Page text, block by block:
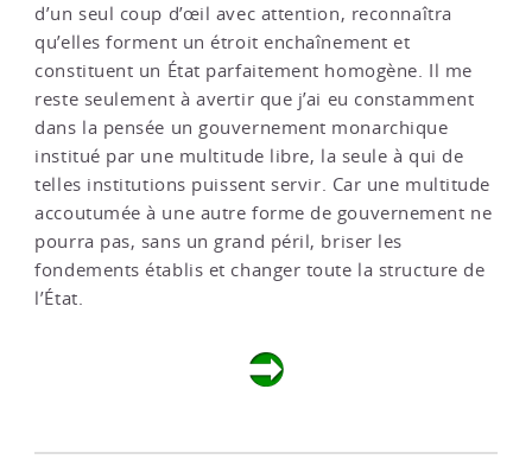
d’un seul coup d’œil avec attention, reconnaîtra
qu’elles forment un étroit enchaînement et
constituent un État parfaitement homogène. Il me
reste seulement à avertir que j’ai eu constamment
dans la pensée un gouvernement monarchique
institué par une multitude libre, la seule à qui de
telles institutions puissent servir. Car une multitude
accoutumée à une autre forme de gouvernement ne
pourra pas, sans un grand péril, briser les
fondements établis et changer toute la structure de
l’État.